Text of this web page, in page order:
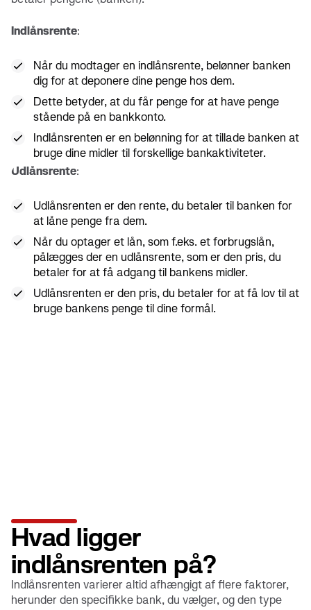
Udlånsrente:
Udlånsrenten er den rente, du betaler til banken for
at låne penge fra dem.
Når du optager et lån, som f.eks. et forbrugslån,
pålægges der en udlånsrente, som er den pris, du
betaler for at få adgang til bankens midler.
Udlånsrenten er den pris, du betaler for at få lov til at
bruge bankens penge til dine formål.
Indlånsrente:
Når du modtager en indlånsrente, belønner banken
dig for at deponere dine penge hos dem.
Dette betyder, at du får penge for at have penge
stående på en bankkonto.
Indlånsrenten er en belønning for at tillade banken at
bruge dine midler til forskellige bankaktiviteter.
Hvad ligger
indlånsrenten på?
Indlånsrenten varierer altid afhængigt af flere faktorer,
herunder den specifikke bank, du vælger, og den type